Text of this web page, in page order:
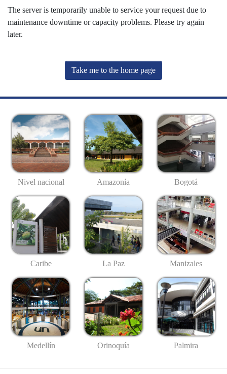
The server is temporarily unable to service your request due to
maintenance downtime or capacity problems. Please try again
later.
Take me to the home page
Nivel nacional Amazonía Bogotá
Caribe La Paz Manizales
Medellín Orinoquía Palmira